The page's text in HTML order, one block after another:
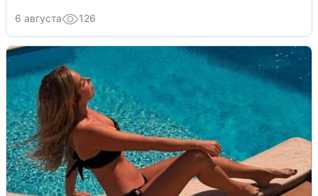
6 августа 126